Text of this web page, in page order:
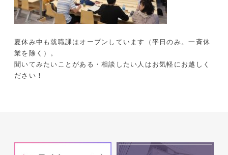
夏休み中も就職課はオープンしています（平日のみ。一斉休
業を除く）。
聞いてみたいことがある・相談したい人はお気軽にお越しく
ださい！